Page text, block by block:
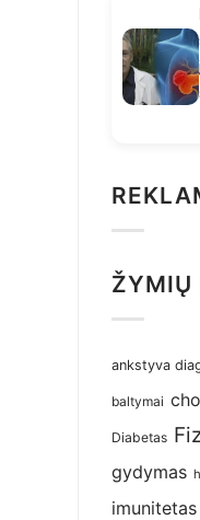
ŽYMIŲ
ankstyva
baltymai
Diabetas
gydymas
imunitetas